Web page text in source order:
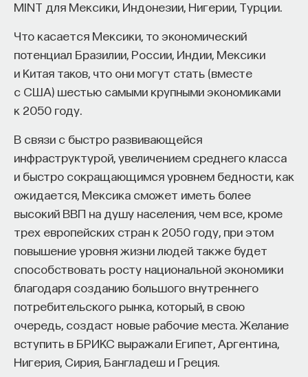
MINT для Мексики, Индонезии, Нигерии, Турции.
Что касается Мексики, то экономический
потенциал Бразилии, России, Индии, Мексики
и Китая таков, что они могут стать (вместе
с США) шестью самыми крупными экономиками
к 2050 году.
В связи с быстро развивающейся
инфраструктурой, увеличением среднего класса
и быстро сокращающимся уровнем бедности, как
ожидается, Мексика сможет иметь более
высокий ВВП на душу населения, чем все, кроме
трех европейских стран к 2050 году, при этом
повышение уровня жизни людей также будет
способствовать росту национальной экономики
благодаря созданию большого внутреннего
потребительского рынка, который, в свою
очередь, создаст новые рабочие места. Желание
вступить в БРИКС выражали Египет, Аргентина,
Нигерия, Сирия, Бангладеш и Греция.
преподаватель может просто хорошо и логично
изложить материал, а студент — зафиксировать
его и затем воспроизвести. Но самый важный
момент происходит потом, когда человек
остается один на один с этим материалом
что настоящее образование происходит
не в аудитории, а за ее пределами».
ИИ полезен не как костыль, а как
сложный собеседник
«Мы не наказываем студентов за использование
ИИ, потому что сам факт его использования еще
ничего не объясняет. Важно не то, что студент
обратился к ИИ, а то, как именно он это делает.
Если воспринимать ИИ просто как помощника,
ресурс или способ сэкономить усилия, студенты
чаще всего лишь снижают когнитивную
СОЦИАЛЬНЫЕ НАУКИ
Внеси свой вклад в дело
просвещения!
ПОДДЕРЖАТЬ ПОСТНАУКУ